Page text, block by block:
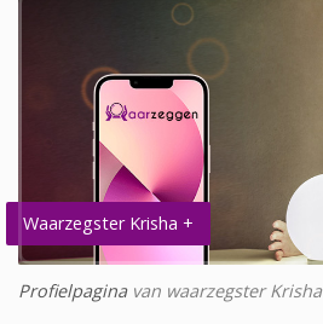
Waarzegster Krisha +
Profielpaginavan waarzegster Krisha